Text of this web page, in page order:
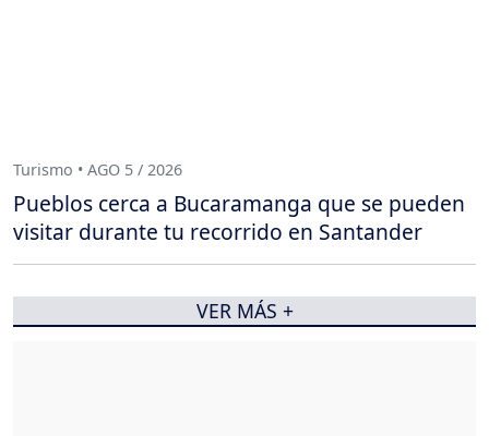
Turismo • AGO 5 / 2026
Pueblos cerca a Bucaramanga que se pueden
visitar durante tu recorrido en Santander
VER MÁS +